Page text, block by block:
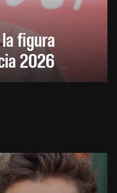
figura
2026